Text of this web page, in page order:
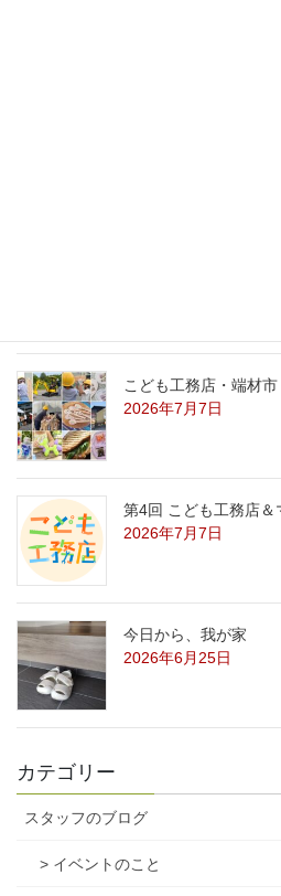
こども工務店・端材
2026年7月7日
第4回 こども工務店
2026年7月7日
今日から、我が家
2026年6月25日
カテゴリー
スタッフのブログ
> イベントのこと